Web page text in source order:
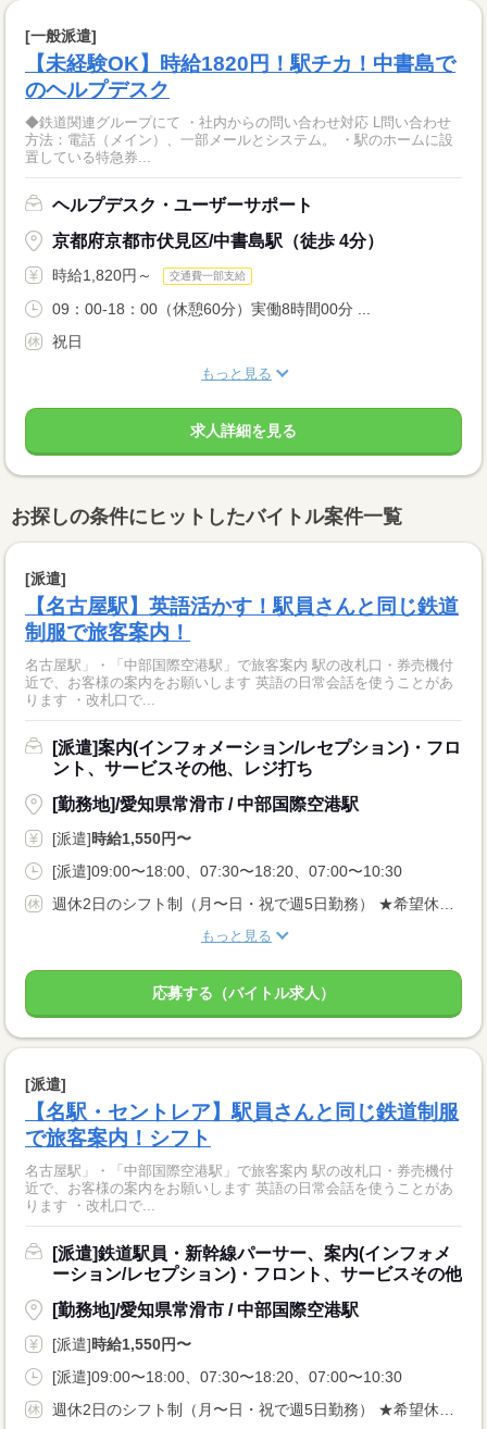
[一般派遣]
【未経験OK】時給1820円！駅チカ！中書島で
のヘルプデスク
◆鉄道関連グループにて ・社内からの問い合わせ対応 L問い合わせ
方法：電話（メイン）、一部メールとシステム。 ・駅のホームに設
置している特急券...
ヘルプデスク・ユーザーサポート
京都府京都市伏見区/中書島駅（徒歩 4分）
時給1,820円～ 交通費一部支給
09：00-18：00（休憩60分）実働8時間00分 ...
祝日
もっと見る
求人詳細を見る
お探しの条件にヒットしたバイトル案件一覧
[派遣]
【名古屋駅】英語活かす！駅員さんと同じ鉄道
制服で旅客案内！
名古屋駅」・「中部国際空港駅」で旅客案内 駅の改札口・券売機付
近で、お客様の案内をお願いします 英語の日常会話を使うことがあ
ります ・改札口で...
[派遣]案内(インフォメーション/レセプション)・フロ
ント、サービスその他、レジ打ち
[勤務地]/愛知県常滑市 / 中部国際空港駅
[派遣]時給1,550円〜
[派遣]09:00〜18:00、07:30〜18:20、07:00〜10:30
週休2日のシフト制（月〜日・祝で週5日勤務） ★希望休：月2〜3日申請OK！
もっと見る
応募する（バイトル求人）
[派遣]
【名駅・セントレア】駅員さんと同じ鉄道制服
で旅客案内！シフト
名古屋駅」・「中部国際空港駅」で旅客案内 駅の改札口・券売機付
近で、お客様の案内をお願いします 英語の日常会話を使うことがあ
ります ・改札口で...
[派遣]鉄道駅員・新幹線パーサー、案内(インフォメ
ーション/レセプション)・フロント、サービスその他
[勤務地]/愛知県常滑市 / 中部国際空港駅
[派遣]時給1,550円〜
[派遣]09:00〜18:00、07:30〜18:20、07:00〜10:30
週休2日のシフト制（月〜日・祝で週5日勤務） ★希望休：月2〜3日申請OK！